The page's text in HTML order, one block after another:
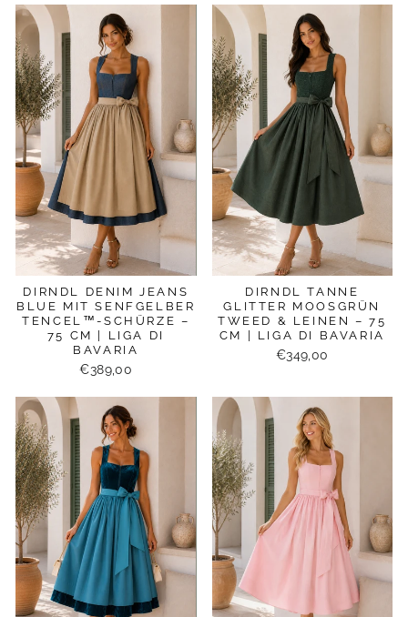
DIRNDL DENIM JEANS
BLUE MIT SENFGELBER
TENCEL™-SCHÜRZE –
75 CM | LIGA DI
BAVARIA
€389,00
DIRNDL TANNE
GLITTER MOOSGRÜN
TWEED & LEINEN – 75
CM | LIGA DI BAVARIA
€349,00